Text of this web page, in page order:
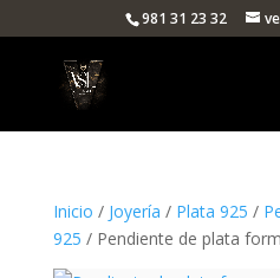
981 31 23 32
Inicio / Joyería / Plata 925 /
925 / Pendiente de plata